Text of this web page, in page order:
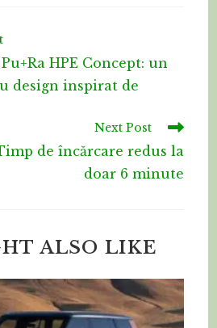
HPE Concept: un
design inspirat de
Next Post
de încărcare redus la
doar 6 minute
ALSO LIKE